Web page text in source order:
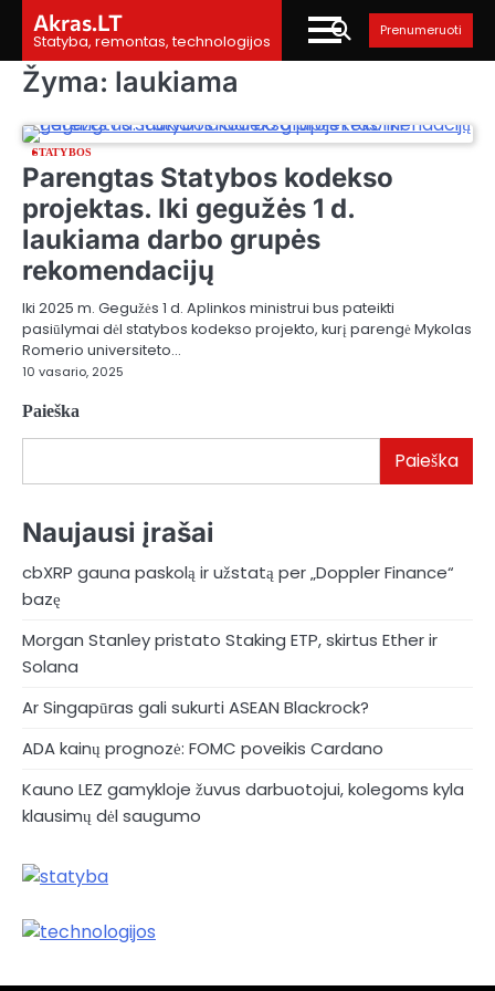
content
Akras.LT
Statyba, remontas, technologijos
Prenumeruoti
Žyma: laukiama
STATYBOS
Parengtas Statybos kodekso
projektas. Iki gegužės 1 d.
laukiama darbo grupės
rekomendacijų
Iki 2025 m. Gegužės 1 d. Aplinkos ministrui bus pateikti
pasiūlymai dėl statybos kodekso projekto, kurį parengė Mykolas
Romerio universiteto…
10 vasario, 2025
Paieška
Paieška
Naujausi įrašai
cbXRP gauna paskolą ir užstatą per „Doppler Finance“
bazę
Morgan Stanley pristato Staking ETP, skirtus Ether ir
Solana
Ar Singapūras gali sukurti ASEAN Blackrock?
ADA kainų prognozė: FOMC poveikis Cardano
Kauno LEZ gamykloje žuvus darbuotojui, kolegoms kyla
klausimų dėl saugumo